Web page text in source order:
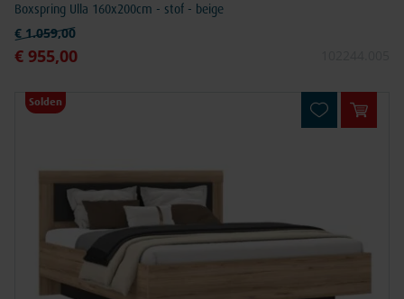
Boxspring Ulla 160x200cm - stof - beige
Speciale prijs
€ 955,00
Normale prijs
€ 1.059,00
Solden
In